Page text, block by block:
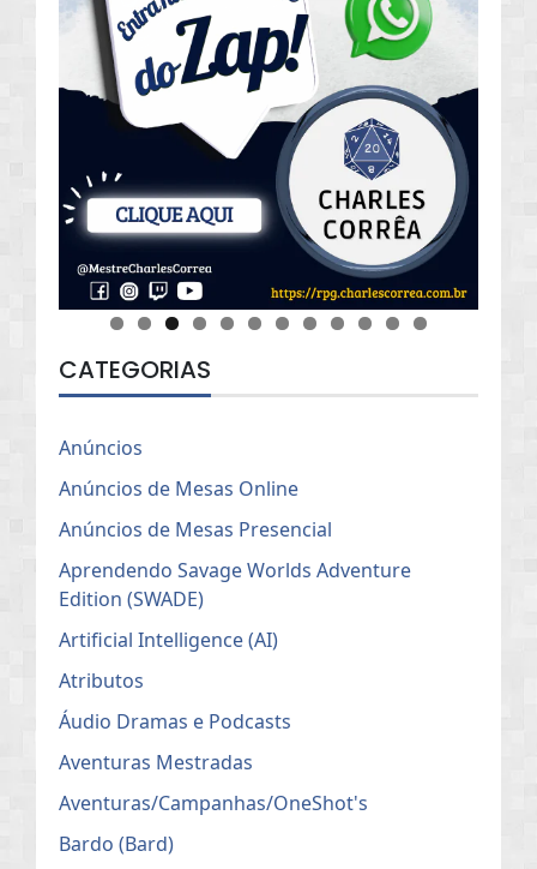
CATEGORIAS
Anúncios
Anúncios de Mesas Online
Anúncios de Mesas Presencial
Aprendendo Savage Worlds Adventure
Edition (SWADE)
Artificial Intelligence (AI)
Atributos
Áudio Dramas e Podcasts
Aventuras Mestradas
Aventuras/Campanhas/OneShot's
Bardo (Bard)